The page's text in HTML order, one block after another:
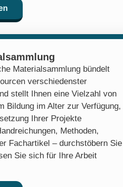
Materialsammlung bündelt
verschiedenster
stellt Ihnen eine Vielzahl von
Bildung im Alter zur Verfügung,
Ihrer Projekte
Methoden,
Fachartikel – durchstöbern Sie
Sie sich für Ihre Arbeit